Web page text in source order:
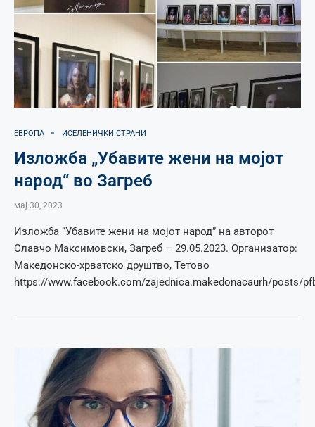
ЕВРОПА ИСЕЛЕНИЧКИ СТРАНИ
Изложба „Убавите жени на мојот
народ“ во Загреб
мај 30, 2023
Изложба “Убавите жени на мојот народ” на авторот
Славчо Максимовски, Загреб – 29.05.2023. Организатор:
Македонско-хрватско друштво, Тетово
https://www.facebook.com/zajednica.makedonacaurh/posts/